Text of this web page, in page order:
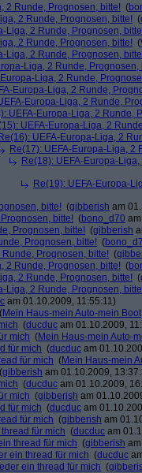
2 Runde, Prognosen, bitte! (
2 Runde, Prognosen, bitte! (
Liga, 2 Runde, Prognosen,
2 Runde, Prognosen, bitte! (
Liga, 2 Runde, Prognosen,
Liga, 2 Runde, Prognosen,
Liga, 2 Runde,
Europa-Liga, 2 Runde,
Europa-Liga, 2 Runde,
UEFA-Europa-Liga, 2 Runde,
UEFA-Europa-Liga, 2
Re(16): UEFA-Europa-Liga, 2
Re(17): UEFA-Europa-Liga, 2
Re(18): UEFA-Europa-
Re(19): UEFA-Europa-
bitte! (gibberish am
bitte! (bono_d70
Prognosen, bitte! (gibberish
Prognosen, bitte! (
Prognosen, bitte! (
2 Runde, Prognosen, bitte! (
2 Runde, Prognosen, bitte! (
Liga, 2 Runde, Prognosen,
am 01.10.2009, 11:55:11)
(Mein Haus-mein Auto-mein Boot
(ducduc am 01.10.2009,
mich (Mein Haus-mein Auto-
für mich (ducduc am
für mich (Mein Haus-mein
(gibberish am 01.10.2009,
(ducduc am 01.10.2009,
mich (gibberish am
für mich (ducduc am
für mich (gibberish am
für mich (ducduc am
thread für mich (gibberish
ein thread für mich (ducduc
ein thread für mich (